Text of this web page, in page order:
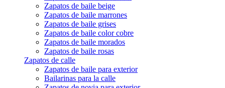
Zapatos de baile beige
Zapatos de baile marrones
Zapatos de baile grises
Zapatos de baile color cobre
Zapatos de baile morados
Zapatos de baile rosas
Zapatos de calle
Zapatos de baile para exterior
Bailarinas para la calle